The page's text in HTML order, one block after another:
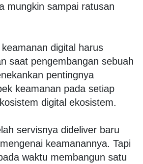
mungkin sampai ratusan
digital harus
saat pengembangan sebuah
pentingnya
keamanan pada setiap
digital ekosistem.
servisnya dideliver baru
keamanannya. Tapi
waktu membangun satu